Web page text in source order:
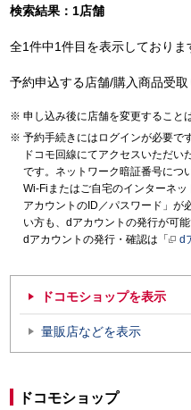
検索結果：1店舗
全1件中1件目を表示しておりま
予約申込する店舗/購入商品受取
申し込み後に店舗を変更すること
予約手続きにはログインが必要です
ドコモ回線にてアクセスいただ
です。ネットワーク暗証番号につ
Wi-Fiまたはご自宅のインターネ
アカウントのID／パスワード」が
い方も、dアカウントの発行が可能
dアカウントの発行・確認は「
d
ドコモショップを表示
量販店などを表示
ドコモショップ